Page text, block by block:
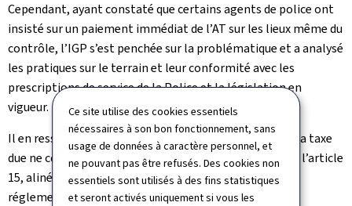
Ce site utilise des cookies essentiels
nécessaires à son bon fonctionnement, sans
usage de données à caractère personnel, et
ne pouvant pas être refusés. Des cookies non
essentiels sont utilisés à des fins statistiques
et seront activés uniquement si vous les
Cependant, ayant constaté que certains agents de police ont
insisté sur un paiement immédiat de l’AT sur les lieux même du
contrôle, l’IGP s’est penchée sur la problématique et a analysé
les pratiques sur le terrain et leur conformité avec les
prescriptions de service de la Police et la législation en
vigueur.
Il en ressort clairement que le paiement immédiat de la taxe
due ne constitue qu’une des deux hypothèses prévues à l’article
15, alinéa 3, de la loi du 14 février 1955 concernant la
réglementation de la circulation sur toutes les voies